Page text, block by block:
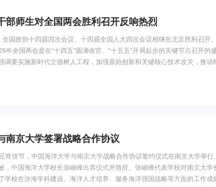
部师生对全国两会胜利召开反响热烈
全国政协十四届四次会议、十四届全国人大四次会议相继在北京胜利召
年全国两会是在“十四五”圆满收官、“十五五”开局起步的关键节点召开
调要实施新时代立德树人工程，加强原始创新和关键核心技术攻关，推
南京大学签署战略合作协议
宵佳节，中国海洋大学与南京大学战略合作协议签约仪式在南京大学举行
，中国海洋大学校长张峻峰出席仪式并致辞。张峻峰代表学校对南京大学
学校在涉海学科建设、海洋人才培养、服务海洋强国战略等方面的工作成